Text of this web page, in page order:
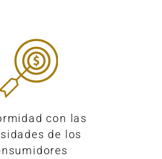
con las
de los